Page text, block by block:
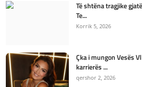
Të shtëna tragjike
Te...
Korrik 5, 2026
Çka i mungon Vesës
karrierës ...
qershor 2, 2026